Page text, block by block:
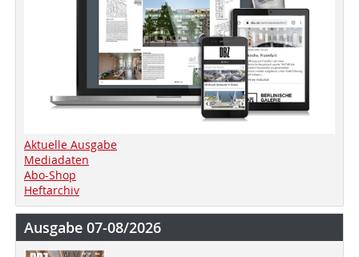
Aktuelle Ausgabe
Mediadaten
Abo-Shop
Heftarchiv
Ausgabe 07-08/2026